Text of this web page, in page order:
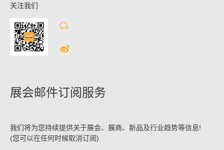
关注我们
展会邮件订阅服务
我们将为您持续提供关于展会、展商、新品及行业趋势等信息!
(您可以在任何时候取消订阅)